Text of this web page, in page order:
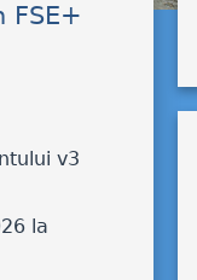
FSE+
v3
la